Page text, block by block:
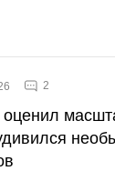
2
оценил